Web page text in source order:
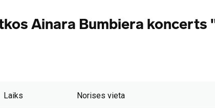
Ainara Bumbiera koncerts
Laiks Norises vieta